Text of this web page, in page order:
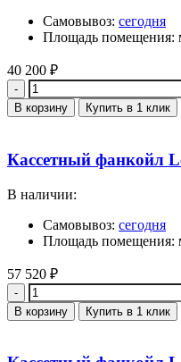
Самовывоз: сегодня
Площадь помещения:
40 200 ₽
Количество
В корзину Купить в 1 клик
Кассетный фанкойл
В наличии:
Самовывоз: сегодня
Площадь помещения:
57 520 ₽
Количество
В корзину Купить в 1 клик